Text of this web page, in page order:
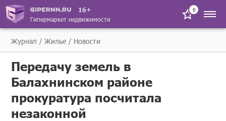
16+
Гипермаркет недвижимости
0
Журнал Жилье Новости
Передачу земель в
Балахнинском районе
прокуратура посчитала
незаконной